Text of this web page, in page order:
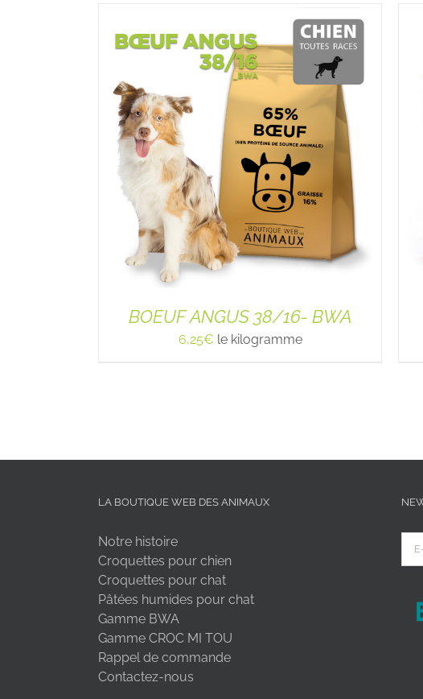
BOEUF ANGUS 38/16- BWA
6,25€ le kilogramme
LA BOUTIQUE WEB DES ANIMAUX
Notre histoire
Croquettes pour chien
Croquettes pour chat
Pâtées humides pour chat
Gamme BWA
Gamme CROC MI TOU
Rappel de commande
Contactez-nous